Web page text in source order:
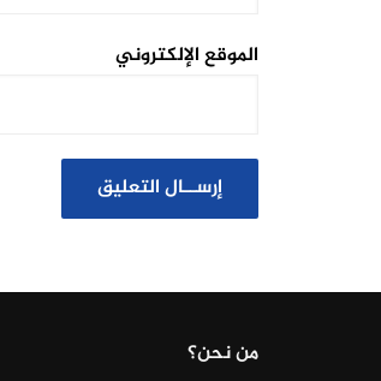
الموقع الإلكتروني
من نحن؟